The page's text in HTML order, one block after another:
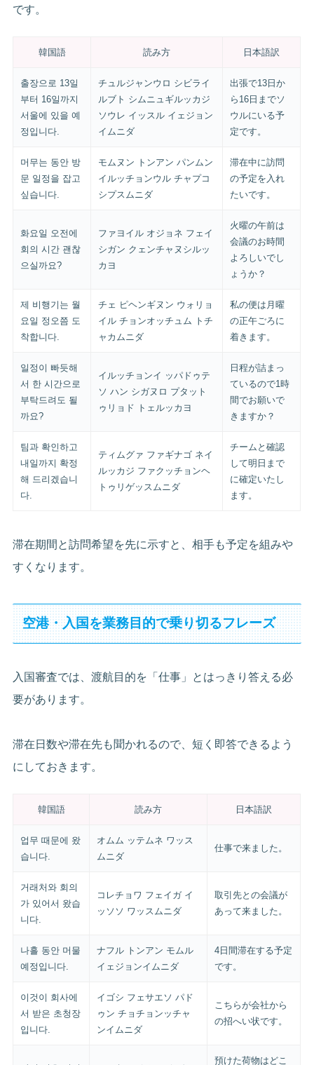
です。
韓国語 読み方 日本語訳
출장으로 13일
부터 16일까지
서울에 있을 예
정입니다.
チュルジャンウロ シビライ
ルブト シムニュギルッカジ
ソウレ イッスル イェジョン
イムニダ
出張で13日か
ら16日までソ
ウルにいる予
定です。
머무는 동안 방
문 일정을 잡고
싶습니다.
モムヌン トンアン パンムン
イルッチョンウル チャプコ
シプスムニダ
滞在中に訪問
の予定を入れ
たいです。
화요일 오전에
회의 시간 괜찮
으실까요?
ファヨイル オジョネ フェイ
シガン クェンチャヌシルッ
カヨ
火曜の午前は
会議のお時間
よろしいでし
ょうか？
제 비행기는 월
요일 정오쯤 도
착합니다.
チェ ピヘンギヌン ウォリョ
イル チョンオッチュム トチ
ャカムニダ
私の便は月曜
の正午ごろに
着きます。
일정이 빠듯해
서 한 시간으로
부탁드려도 될
까요?
イルッチョンイ ッパドゥテ
ソ ハン シガヌロ プタット
ゥリョド トェルッカヨ
日程が詰まっ
ているので1時
間でお願いで
きますか？
팀과 확인하고
내일까지 확정
해 드리겠습니
다.
ティムグァ ファギナゴ ネイ
ルッカジ ファクッチョンヘ
トゥリゲッスムニダ
チームと確認
して明日まで
に確定いたし
ます。
滞在期間と訪問希望を先に示すと、相手も予定を組みや
すくなります。
空港・入国を業務目的で乗り切るフレーズ
入国審査では、渡航目的を「仕事」とはっきり答える必
要があります。
滞在日数や滞在先も聞かれるので、短く即答できるよう
にしておきます。
韓国語 読み方 日本語訳
업무 때문에 왔
습니다.
オムム ッテムネ ワッス
ムニダ
仕事で来ました。
거래처와 회의
가 있어서 왔습
니다.
コレチョワ フェイガ イ
ッソソ ワッスムニダ
取引先との会議が
あって来ました。
나흘 동안 머물
예정입니다.
ナフル トンアン モムル
イェジョンイムニダ
4日間滞在する予定
です。
이것이 회사에
서 받은 초청장
입니다.
イゴシ フェサエソ パド
ゥン チョチョンッチャ
ンイムニダ
こちらが会社から
の招へい状です。
預けた荷物はどこ